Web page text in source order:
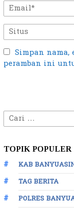
Simpan nama,
peramban ini
Cari
untuk:
TOPIK POPULER
KAB
TAG BERITA
POLRES